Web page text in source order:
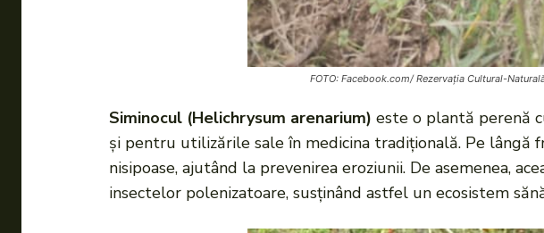
FOTO: Facebook.com/ Rezervația Cultural-
Siminocul (Helichrysum arenarium) este o plantă perenă
și pentru utilizările sale în medicina tradițională. Pe lângă
nisipoase, ajutând la prevenirea eroziunii. De asemenea,
insectelor polenizatoare, susținând astfel un ecosistem